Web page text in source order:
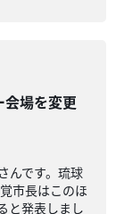
場を変更
んです。琉球
市長はこのほ
と発表しまし